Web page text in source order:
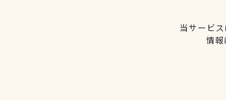
当サービ
情